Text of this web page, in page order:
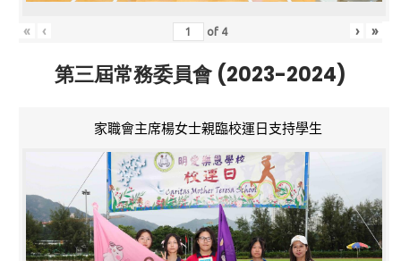
« ‹ of 4 › »
第三屆常務委員會 (2023-2024)
家職會主席楊女士親臨校運日支持學生